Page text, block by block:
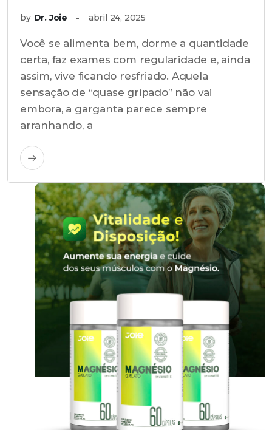
by Dr. Joie abril 24, 2025
Você se alimenta bem, dorme a quantidade
certa, faz exames com regularidade e, ainda
assim, vive ficando resfriado. Aquela
sensação de “quase gripado” não vai
embora, a garganta parece sempre
arranhando, a